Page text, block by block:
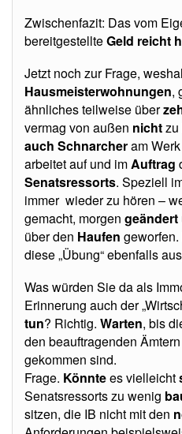
Zwischenfazit: Das vom
bereitgestellteGeld reicht
Jetzt noch zur Frage,
Hausmeisterwohnungen,
ähnliches teilweise über
vermag von außen nichtzu
auch Schnarcheram
arbeitet auf und imAuftrag
Senatsressorts. Speziell
immer wieder zu hören –
gemacht, morgen geändert
über den Haufen geworfen.
diese „Übung“ ebenfalls
Was würden Sie da als
Erinnerung auch der
tun? Richtig. Warten, bis
den beauftragenden
gekommen sind.
Frage. Könntees vielleicht
Senatsressorts zu wenig
sitzen, die IB nicht mit den